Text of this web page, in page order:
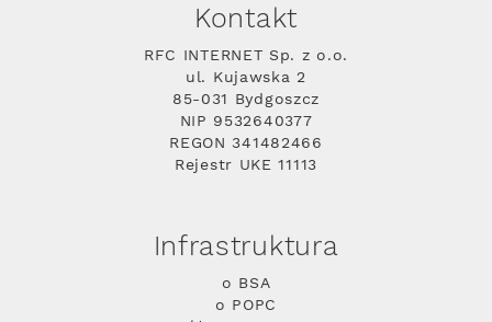
Kontakt
RFC INTERNET Sp. z o.o.
ul. Kujawska 2
85-031 Bydgoszcz
NIP 9532640377
REGON 341482466
Rejestr UKE 11113
Infrastruktura
o BSA
o POPC